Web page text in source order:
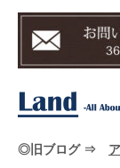
◎旧ブログ ⇒